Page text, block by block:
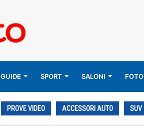
GUIDE SPORT SALONI FOTO
PROVE VIDEO ACCESSORI AUTO SUV